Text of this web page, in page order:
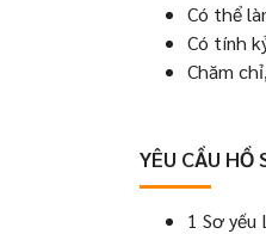
Có thể
Có tính
Chăm
YÊU CẦU HỒ
1 Sơ